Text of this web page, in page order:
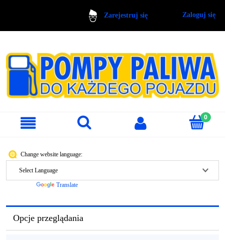
Zarejestruj się Zaloguj się
Change website language:
Translate
Opcje przeglądania